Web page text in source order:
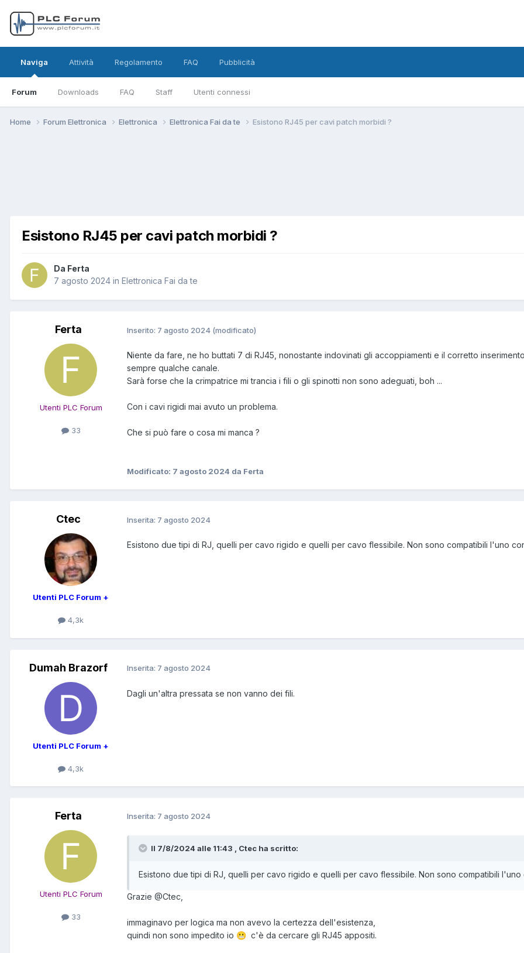
Naviga
Forum Downloads FAQ Staff Utenti connessi
Attività Regolamento FAQ Pubblicità
Home Forum Elettronica Elettronica Elettronica Fai da te Esistono RJ45 per cavi patch morbidi ?
Esistono RJ45 per cavi patch morbidi ?
Da Ferta
7 agosto 2024 in Elettronica Fai da te
Ferta
Utenti PLC Forum
33
Inserito: 7 agosto 2024 (modificato)
Niente da fare, ne ho buttati 7 di RJ45, nonostante indovinati gli accoppiamenti e il corretto
sempre qualche canale.
Sarà forse che la crimpatrice mi trancia i fili o gli spinotti non sono adeguati, boh ...
Con i cavi rigidi mai avuto un problema.
Che si può fare o cosa mi manca ?
Modificato: 7 agosto 2024 da Ferta
Ctec
Utenti PLC Forum +
4,3k
Inserita: 7 agosto 2024
Esistono due tipi di RJ, quelli per cavo rigido e quelli per cavo flessibile. Non sono compatibili l'uno
Dumah Brazorf
Utenti PLC Forum +
4,3k
Inserita: 7 agosto 2024
Dagli un'altra pressata se non vanno dei fili.
Ferta
Utenti PLC Forum
33
Inserita: 7 agosto 2024
Il 7/8/2024 alle 11:43 , Ctec ha scritto:
Esistono due tipi di RJ, quelli per cavo rigido e quelli per cavo flessibile. Non sono compatibili
Grazie @Ctec
immaginavo per logica ma non avevo la certezza dell'esistenza,
quindi non sono impedito io 😬 c'è da cercare gli RJ45 appositi.